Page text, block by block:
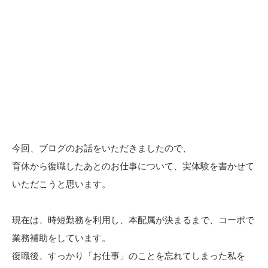
今回、ブログのお話をいただきましたので、
育休から復職したあとのお仕事について、実体験を書かせて
いただこうと思います。
現在は、時短勤務を利用し、本配属が決まるまで、コーポで
業務補助をしています。
復職後、すっかり「お仕事」のことを忘れてしまった私を